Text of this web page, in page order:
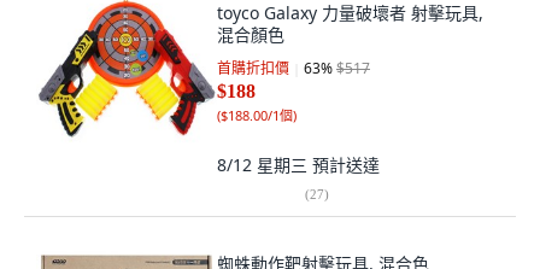
toyco Galaxy 力量破壞者 射擊玩具,
混合顏色
首購折扣價 63%$517
$188
($188.00/1個)
8/12 星期三 預計送達
(27)
蜘蛛動作靶射擊玩具, 混合色